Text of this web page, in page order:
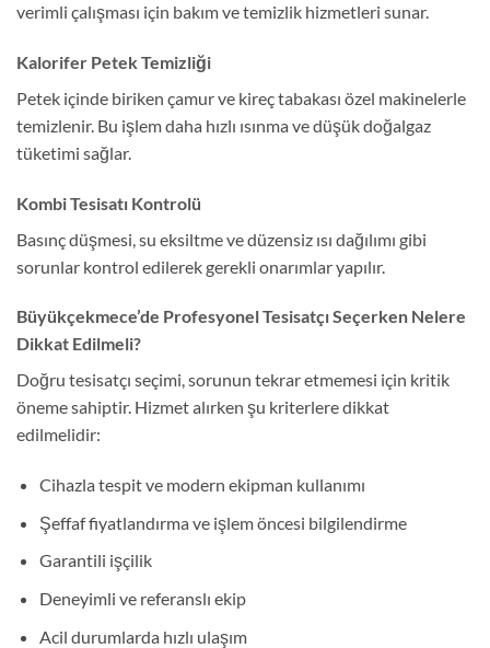
verimli çalışması için bakım ve temizlik hizmetleri sunar.
Kalorifer Petek Temizliği
Petek içinde biriken çamur ve kireç tabakası özel makinelerle
temizlenir. Bu işlem daha hızlı ısınma ve düşük doğalgaz
tüketimi sağlar.
Kombi Tesisatı Kontrolü
Basınç düşmesi, su eksiltme ve düzensiz ısı dağılımı gibi
sorunlar kontrol edilerek gerekli onarımlar yapılır.
Büyükçekmece’de Profesyonel Tesisatçı Seçerken Nelere
Dikkat Edilmeli?
Doğru tesisatçı seçimi, sorunun tekrar etmemesi için kritik
öneme sahiptir. Hizmet alırken şu kriterlere dikkat
edilmelidir:
Cihazla tespit ve modern ekipman kullanımı
Şeffaf fiyatlandırma ve işlem öncesi bilgilendirme
Garantili işçilik
Deneyimli ve referanslı ekip
Acil durumlarda hızlı ulaşım